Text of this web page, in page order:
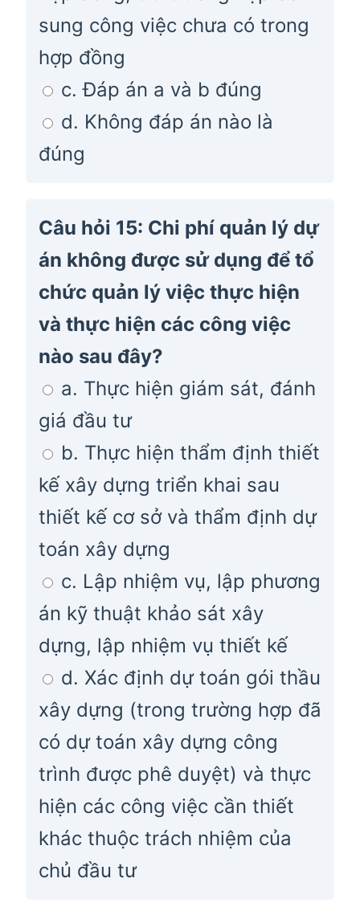
sung công việc chưa có trong
hợp đồng
c. Đáp án a và b đúng
d. Không đáp án nào là
đúng
Câu hỏi 15: Chi phí quản lý dự
án không được sử dụng để tổ
chức quản lý việc thực hiện
và thực hiện các công việc
nào sau đây?
a. Thực hiện giám sát, đánh
giá đầu tư
b. Thực hiện thẩm định thiết
kế xây dựng triển khai sau
thiết kế cơ sở và thẩm định dự
toán xây dựng
c. Lập nhiệm vụ, lập phương
án kỹ thuật khảo sát xây
dựng, lập nhiệm vụ thiết kế
d. Xác định dự toán gói thầu
xây dựng (trong trường hợp đã
có dự toán xây dựng công
trình được phê duyệt) và thực
hiện các công việc cần thiết
khác thuộc trách nhiệm của
chủ đầu tư